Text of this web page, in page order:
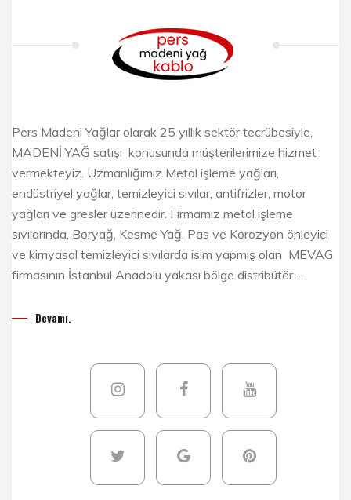
Pers Madeni Yağlar olarak 25 yıllık sektör tecrübesiyle,
MADENİ YAĞ satışı konusunda müşterilerimize hizmet
vermekteyiz. Uzmanlığımız Metal işleme yağları,
endüstriyel yağlar, temizleyici sıvılar, antifrizler, motor
yağları ve gresler üzerinedir. Firmamız metal işleme
sıvılarında, Boryağ, Kesme Yağ, Pas ve Korozyon önleyici
ve kimyasal temizleyici sıvılarda isim yapmış olan MEVAG
firmasının İstanbul Anadolu yakası bölge distribütör ...
Devamı.